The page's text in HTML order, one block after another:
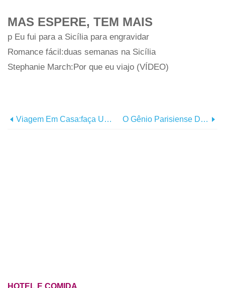
MAS ESPERE, TEM MAIS
p Eu fui para a Sicília para engravidar
Romance fácil:duas semanas na Sicília
Stephanie March:Por que eu viajo (VÍDEO)
Viagem Em Casa:faça Um Marinara Perfeito O Gênio Parisiense Do Café Por Trás Do Telescope Cafe
HOTEL E COMIDA